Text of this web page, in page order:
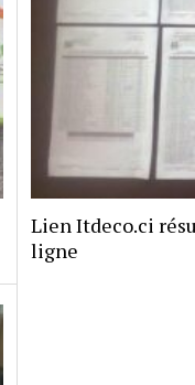
Lien Itdeco.ci
ligne